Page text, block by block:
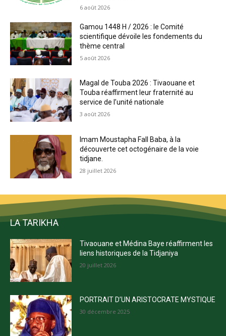
6 août 2026
Gamou 1448 H / 2026 : le Comité
scientifique dévoile les fondements du
thème central
5 août 2026
Magal de Touba 2026 : Tivaouane et
Touba réaffirment leur fraternité au
service de l’unité nationale
3 août 2026
Imam Moustapha Fall Baba, à la
découverte cet octogénaire de la voie
tidjane.
28 juillet 2026
LA TARIKHA
Tivaouane et Médina Baye réaffirment les
liens historiques de la Tidjaniya
20 juillet 2026
PORTRAIT D’UN ARISTOCRATE MYSTIQUE
30 décembre 2025